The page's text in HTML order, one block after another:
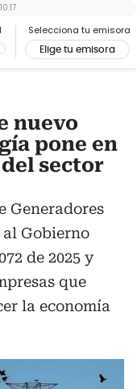
Selecciona tu emisora
Elige tu emisora
10:17
nuevo
pone en
sector
Generadores
Gobierno
de 2025 y
que
la economía